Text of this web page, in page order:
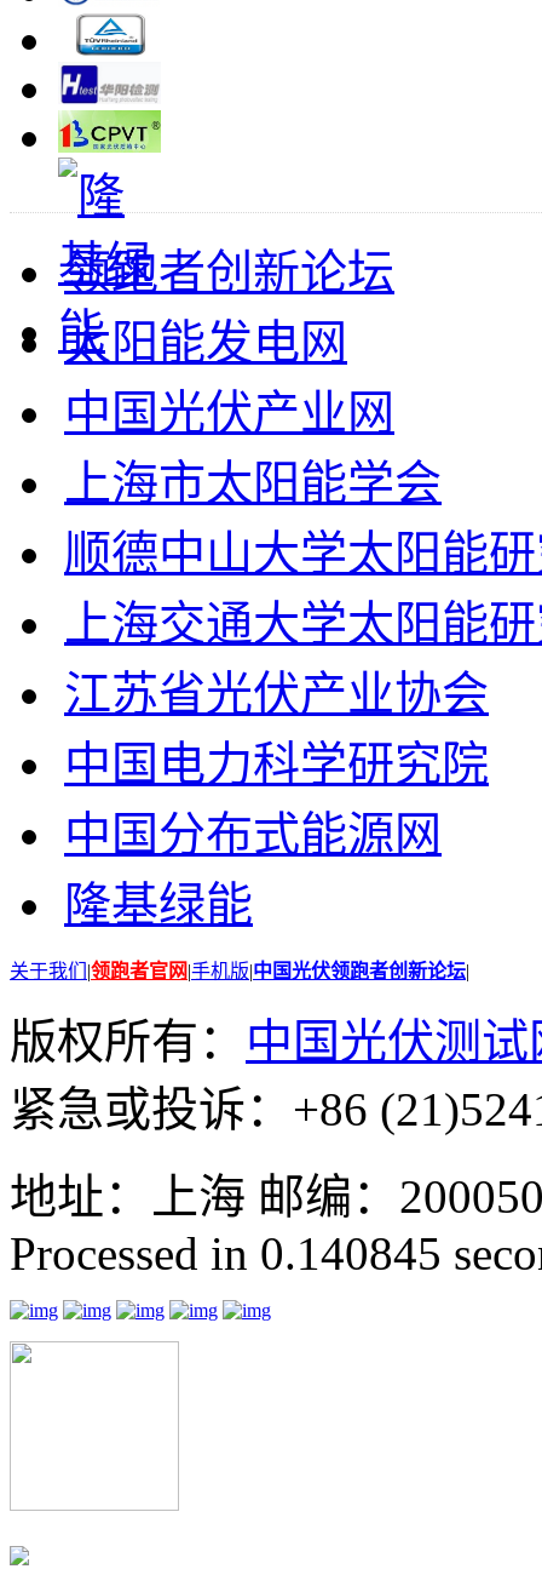
领跑者创新论坛
太阳能发电网
中国光伏产业网
上海市太阳能学会
顺德中山大学太阳能
上海交通大学太阳能
江苏省光伏产业协会
中国电力科学研究院
中国分布式能源网
隆基绿能
关于我们 |领跑者官网|手机版|中国光伏领跑者创新论坛|
版权所有： 中国光伏测试
紧急或投诉：+86
地址：上海 邮编：
Processed in 0.140845